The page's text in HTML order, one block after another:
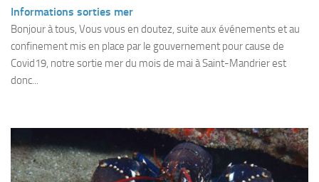
Fosse
Sorties techniques
APNEE
SORTIES
Sorties 2025
Sorties 2024
Sorties 2023
Informations sorties mer
Bonjour à tous, Vous vous en doutez, suite aux événements et au
confinement mis en place par le gouvernement pour cause de
Covid19, notre sortie mer du mois de mai à Saint-Mandrier est
donc...